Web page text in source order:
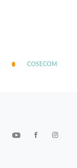
COSECOM